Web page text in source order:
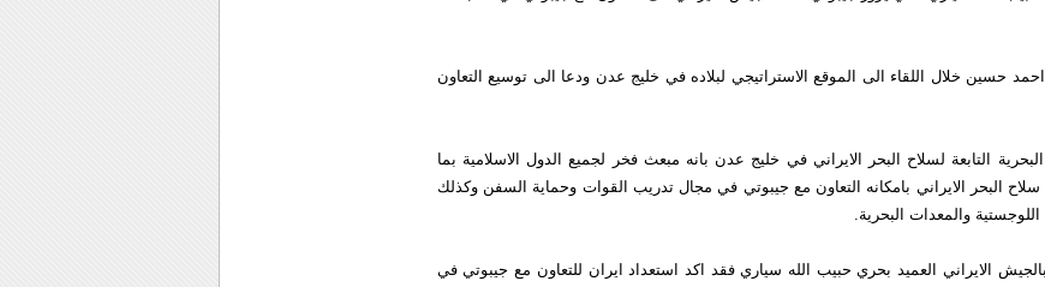
حسين خلال اللقاء الى الموقع الاستراتيجي لبلاده في خليج عدن ودعا الى توسيع التعاون
التابعة لسلاح البحر الايراني في خليج عدن بانه مبعث فخر لجميع الدول الاسلامية بما
البحر الايراني بامكانه التعاون مع جيبوتي في مجال تدريب القوات وحماية السفن وكذلك
والمعدات البحرية.
بالجيش الايراني العميد بحري حبيب الله سياري فقد اكد استعداد ايران للتعاون مع جيبوتي في